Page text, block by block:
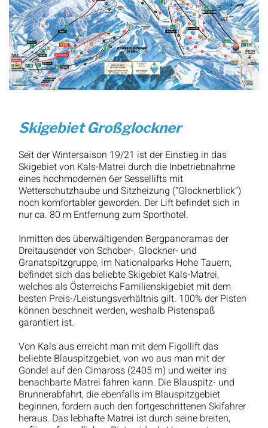
Skigebiet Großglockner
Seit der Wintersaison 19/21 ist der Einstieg in das
Skigebiet von Kals-Matrei durch die Inbetriebnahme
eines hochmodernen 6er Sessellifts mit
Wetterschutzhaube und Sitzheizung (“Glocknerblick”)
noch komfortabler geworden. Der Lift befindet sich in
nur ca. 80 m Entfernung zum Sporthotel.
Inmitten des überwältigenden Bergpanoramas der
Dreitausender von Schober-, Glockner- und
Granatspitzgruppe, im Nationalparks Hohe Tauern,
befindet sich das beliebte Skigebiet Kals-Matrei,
welches als Österreichs Familienskigebiet mit dem
besten Preis-/Leistungsverhältnis gilt. 100% der Pisten
können beschneit werden, weshalb Pistenspaß
garantiert ist.
Von Kals aus erreicht man mit dem Figollift das
beliebte Blauspitzgebiet, von wo aus man mit der
Gondel auf den Cimaross (2405 m) und weiter ins
benachbarte Matrei fahren kann. Die Blauspitz- und
Brunnerabfahrt, die ebenfalls im Blauspitzgebiet
beginnen, fordern auch den fortgeschrittenen Skifahrer
heraus. Das lebhafte Matrei ist durch seine breiten,